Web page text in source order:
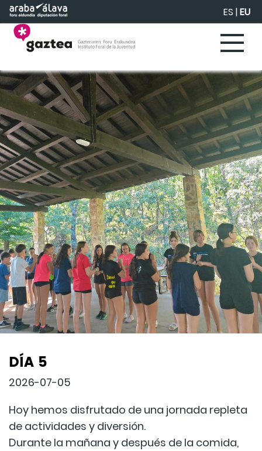
Eduki nagusira joan ES |EU
DÍA 5
2026-07-05
Hoy hemos disfrutado de una jornada repleta
de actividades y diversión.
Durante la mañana y después de la comida,